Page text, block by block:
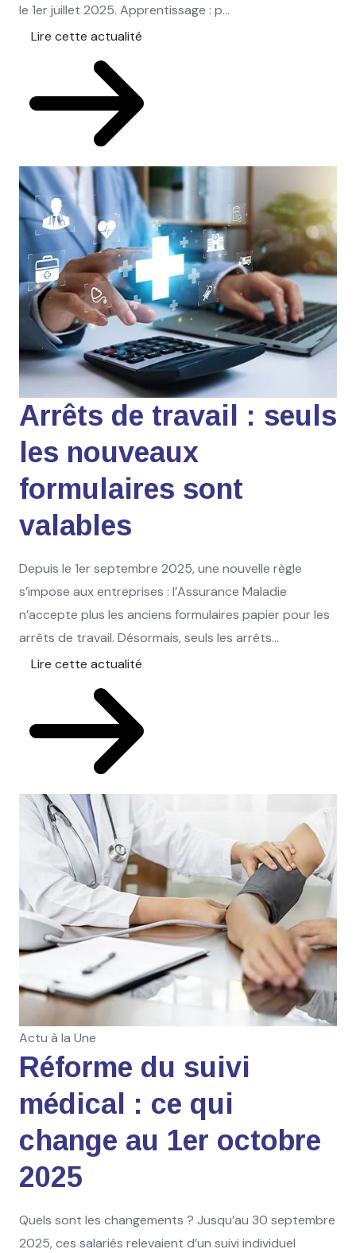
le 1er juillet 2025. Apprentissage : p...
Lire cette actualité
Arrêts de travail : seuls
les nouveaux
formulaires sont
valables
Depuis le 1er septembre 2025, une nouvelle règle
s’impose aux entreprises : l’Assurance Maladie
n’accepte plus les anciens formulaires papier pour les
arrêts de travail. Désormais, seuls les arrêts...
Lire cette actualité
Actu à la Une
Réforme du suivi
médical : ce qui
change au 1er octobre
2025
Quels sont les changements ? Jusqu’au 30 septembre
2025, ces salariés relevaient d’un suivi individuel